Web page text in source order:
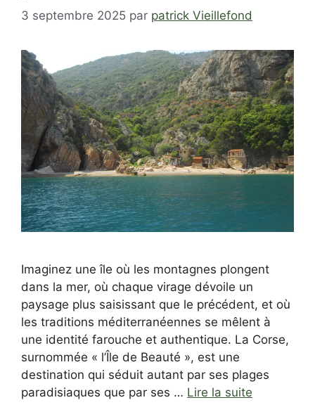
3 septembre 2025 par patrick Vieillefond
Imaginez une île où les montagnes plongent
dans la mer, où chaque virage dévoile un
paysage plus saisissant que le précédent, et où
les traditions méditerranéennes se mêlent à
une identité farouche et authentique. La Corse,
surnommée « l’Île de Beauté », est une
destination qui séduit autant par ses plages
paradisiaques que par ses … Lire la suite